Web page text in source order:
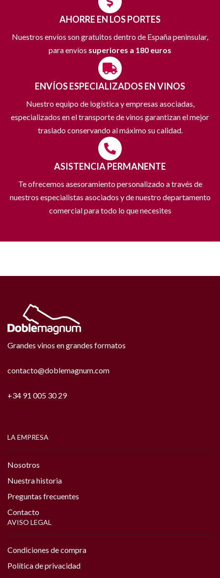
AHORRE EN LOS PORTES
Nuestros envíos son gratuitos dentro de España peninsular,
para envíos superiores a 180 euros
ENVÍOS ESPECIALIZADOS EN VINOS
Nuestro equipo de logística y empresas asociadas,
especializados en el transporte de vinos garantizan el mejor
traslado conservando al máximo su calidad.
ASISTENCIA PERMANENTE
Te ofrecemos asesoramiento personalizado a través de
nuestros especialistas asociados y de nuestro departamento
comercial para todo lo que necesites
Grandes vinos en grandes formatos
contacto@doblemagnum.com
+34 91 005 30 29
LA EMPRESA
Nosotros
Nuestra historia
Preguntas frecuentes
Contacto
AVISO LEGAL
Condiciones de compra
Política de privacidad